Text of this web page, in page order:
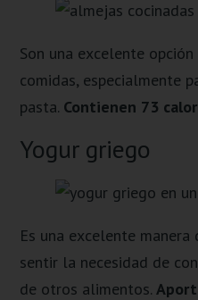
Son una excelente
comidas, especialmente
pasta. Contienen 73
Yogur griego
Es una excelente
sentir la necesidad de
de otros alimentos.